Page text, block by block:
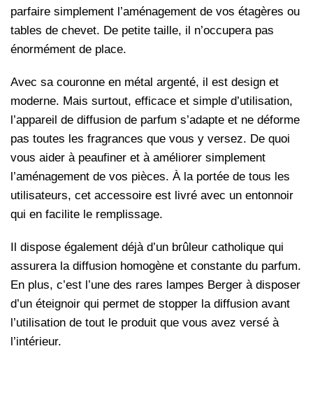
parfaire simplement l’aménagement de vos étagères ou
tables de chevet. De petite taille, il n’occupera pas
énormément de place.
Avec sa couronne en métal argenté, il est design et
moderne. Mais surtout, efficace et simple d’utilisation,
l’appareil de diffusion de parfum s’adapte et ne déforme
pas toutes les fragrances que vous y versez. De quoi
vous aider à peaufiner et à améliorer simplement
l’aménagement de vos pièces. À la portée de tous les
utilisateurs, cet accessoire est livré avec un entonnoir
qui en facilite le remplissage.
Il dispose également déjà d’un brûleur catholique qui
assurera la diffusion homogène et constante du parfum.
En plus, c’est l’une des rares lampes Berger à disposer
d’un éteignoir qui permet de stopper la diffusion avant
l’utilisation de tout le produit que vous avez versé à
l’intérieur.